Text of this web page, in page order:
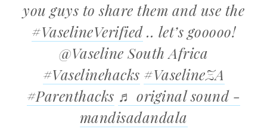
you guys to share them and use the
#VaselineVerified.. let’s gooooo!
@Vaseline South Africa
#Vaselinehacks #VaselineZA
#Parenthacks ♬ original sound -
mandisadandala